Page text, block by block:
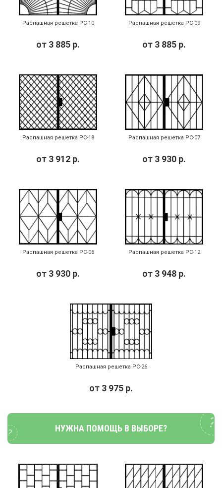
Распашная решетка РС-10
от 3 885 р.
Распашная решетка РС-09
от 3 885 р.
Распашная решетка РС-18
от 3 912 р.
Распашная решетка РС-07
от 3 930 р.
Распашная решетка РС-06
от 3 930 р.
Распашная решетка РС-12
от 3 948 р.
Распашная решетка РС-26
от 3 975 р.
НУЖНА ПОМОЩЬ В ВЫБОРЕ?